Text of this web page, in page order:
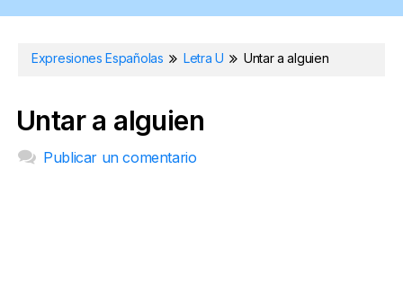
Expresiones Españolas Letra U Untar a alguien
Untar a alguien
Publicar un comentario